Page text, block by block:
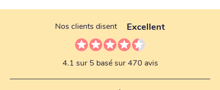
Nos clients disent Excellent
4.1 sur 5 basé sur 470 avis